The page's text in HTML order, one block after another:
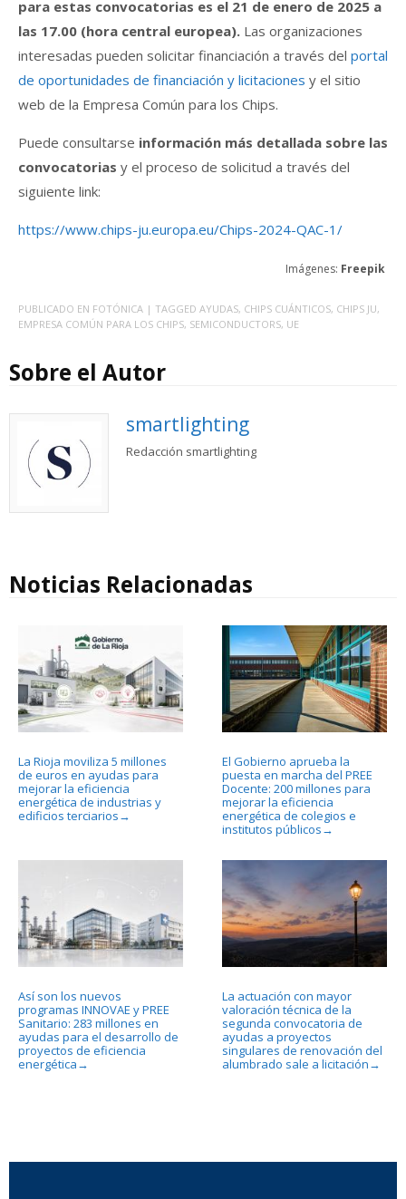
para estas convocatorias es el 21 de enero de 2025 a
las 17.00 (hora central europea). Las organizaciones
interesadas pueden solicitar financiación a través del portal
de oportunidades de financiación y licitaciones y el sitio
web de la Empresa Común para los Chips.
Puede consultarse información más detallada sobre las
convocatorias y el proceso de solicitud a través del
siguiente link:
https://www.chips-ju.europa.eu/Chips-2024-QAC-1/
Imágenes: Freepik
PUBLICADO EN FOTÓNICA | TAGGED AYUDAS, CHIPS CUÁNTICOS, CHIPS JU,
EMPRESA COMÚN PARA LOS CHIPS, SEMICONDUCTORS, UE
Sobre el Autor
smartlighting
Redacción smartlighting
Noticias Relacionadas
La Rioja moviliza 5 millones
de euros en ayudas para
mejorar la eficiencia
energética de industrias y
edificios terciarios →
El Gobierno aprueba la
puesta en marcha del PREE
Docente: 200 millones para
mejorar la eficiencia
energética de colegios e
institutos públicos →
Así son los nuevos
programas INNOVAE y PREE
Sanitario: 283 millones en
ayudas para el desarrollo de
proyectos de eficiencia
energética →
La actuación con mayor
valoración técnica de la
segunda convocatoria de
ayudas a proyectos
singulares de renovación del
alumbrado sale a licitación →